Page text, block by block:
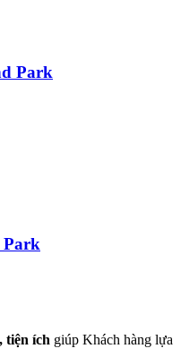
Park
Park
tiện ích giúp Khách hàng lựa